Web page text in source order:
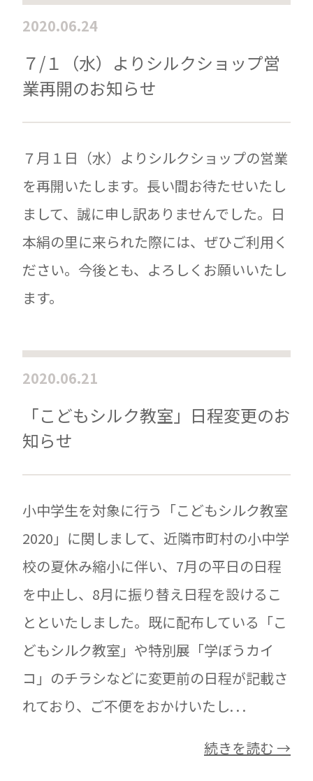
2020.06.24
７/１（水）よりシルクショップ営
業再開のお知らせ
７月１日（水）よりシルクショップの営業
を再開いたします。長い間お待たせいたし
まして、誠に申し訳ありませんでした。日
本絹の里に来られた際には、ぜひご利用く
ださい。今後とも、よろしくお願いいたし
ます。
2020.06.21
「こどもシルク教室」日程変更のお
知らせ
小中学生を対象に行う「こどもシルク教室
2020」に関しまして、近隣市町村の小中学
校の夏休み縮小に伴い、7月の平日の日程
を中止し、8月に振り替え日程を設けるこ
とといたしました。既に配布している「こ
どもシルク教室」や特別展「学ぼうカイ
コ」のチラシなどに変更前の日程が記載さ
れており、ご不便をおかけいたし. . .
続きを読む →